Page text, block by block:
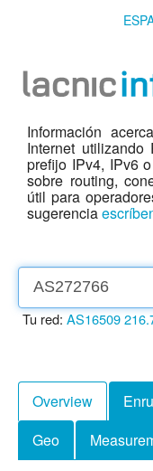
Información
Internet
prefijo IPv4, IPv6
sobre routing,
útil para
sugerencia
Tu red: AS16509
Overview
Geo